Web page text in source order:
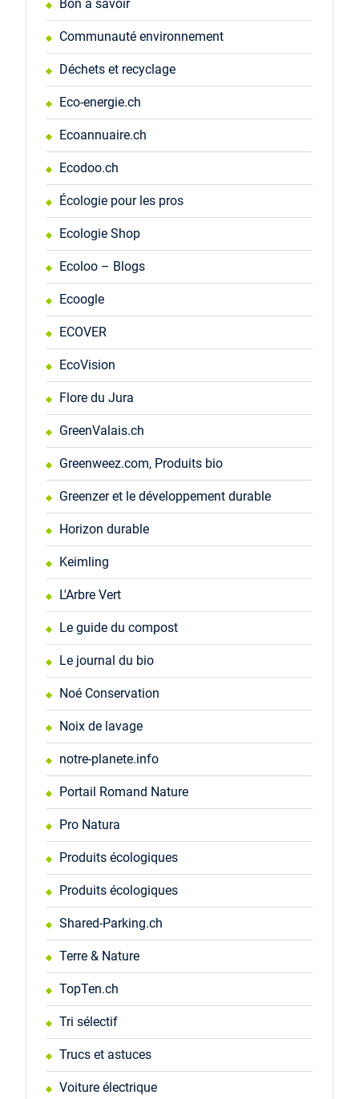
Bon à savoir
Communauté environnement
Déchets et recyclage
Eco-energie.ch
Ecoannuaire.ch
Ecodoo.ch
Écologie pour les pros
Ecologie Shop
Ecoloo – Blogs
Ecoogle
ECOVER
EcoVision
Flore du Jura
GreenValais.ch
Greenweez.com, Produits bio
Greenzer et le développement durable
Horizon durable
Keimling
L'Arbre Vert
Le guide du compost
Le journal du bio
Noé Conservation
Noix de lavage
notre-planete.info
Portail Romand Nature
Pro Natura
Produits écologiques
Produits écologiques
Shared-Parking.ch
Terre & Nature
TopTen.ch
Tri sélectif
Trucs et astuces
Voiture électrique